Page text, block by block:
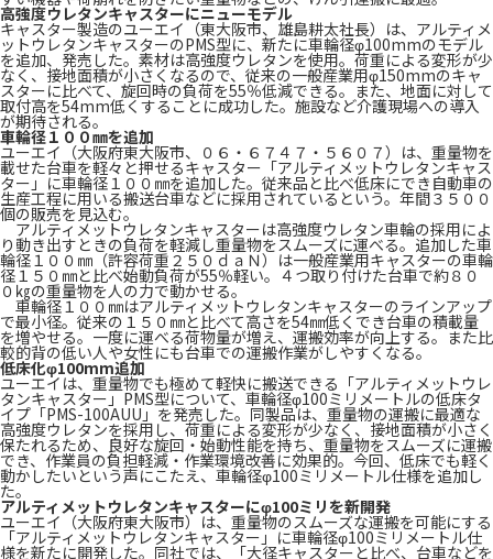
高強度ウレタンキャスターにニューモデル
キャスター製造のユーエイ（東大阪市、雄島耕太社長）は、アルティメ
ットウレタンキャスターのPMS型に、新たに車輪径φ100mmのモデル
を追加、発売した。素材は高強度ウレタンを使用。荷重による変形が少
なく、接地面積が小さくなるので、従来の一般産業用φ150mmのキャ
スターに比べて、旋回時の負荷を55％低減できる。また、地面に対して
取付高を54mm低くすることに成功した。施設など介護現場への導入
が期待される。
車輪径１００㎜を追加
ユーエイ（大阪府東大阪市、０６・６７４７・５６０７）は、重量物を
載せた台車を軽々と押せるキャスター「アルティメットウレタンキャス
ター」に車輪径１００㎜を追加した。従来品と比べ低床にでき自動車の
生産工程に用いる搬送台車などに採用されているという。年間３５００
個の販売を見込む。
アルティメットウレタンキャスターは高強度ウレタン車輪の採用によ
り動き出すときの負荷を軽減し重量物をスムーズに運べる。追加した車
輪径１００㎜（許容荷重２５０ｄａＮ）は一般産業用キャスターの車輪
径１５０㎜と比べ始動負荷が55％軽い。４つ取り付けた台車で約８０
０㎏の重量物を人の力で動かせる。
車輪径１００㎜はアルティメットウレタンキャスターのラインアップ
で最小径。従来の１５０㎜と比べて高さを54㎜低くでき台車の積載量
を増やせる。一度に運べる荷物量が増え、運搬効率が向上する。また比
較的背の低い人や女性にも台車での運搬作業がしやすくなる。
低床化φ100mm追加
ユーエイは、重量物でも極めて軽快に搬送できる「アルティメットウレ
タンキャスター」PMS型について、車輪径φ100ミリメートルの低床タ
イプ「PMS-100AUU」を発売した。同製品は、重量物の運搬に最適な
高強度ウレタンを採用し、荷重による変形が少なく、接地面積が小さく
保たれるため、良好な旋回・始動性能を持ち、重量物をスムーズに運搬
でき、作業員の負担軽減・作業環境改善に効果的。今回、低床でも軽く
動かしたいという声にこたえ、車輪径φ100ミリメートル仕様を追加し
た。
アルティメットウレタンキャスターにφ100ミリを新開発
ユーエイ（大阪府東大阪市）は、重量物のスムーズな運搬を可能にする
「アルティメットウレタンキャスター」に車輪径φ100ミリメートル仕
様を新たに開発した。同社では、「大径キャスターと比べ、台車などを